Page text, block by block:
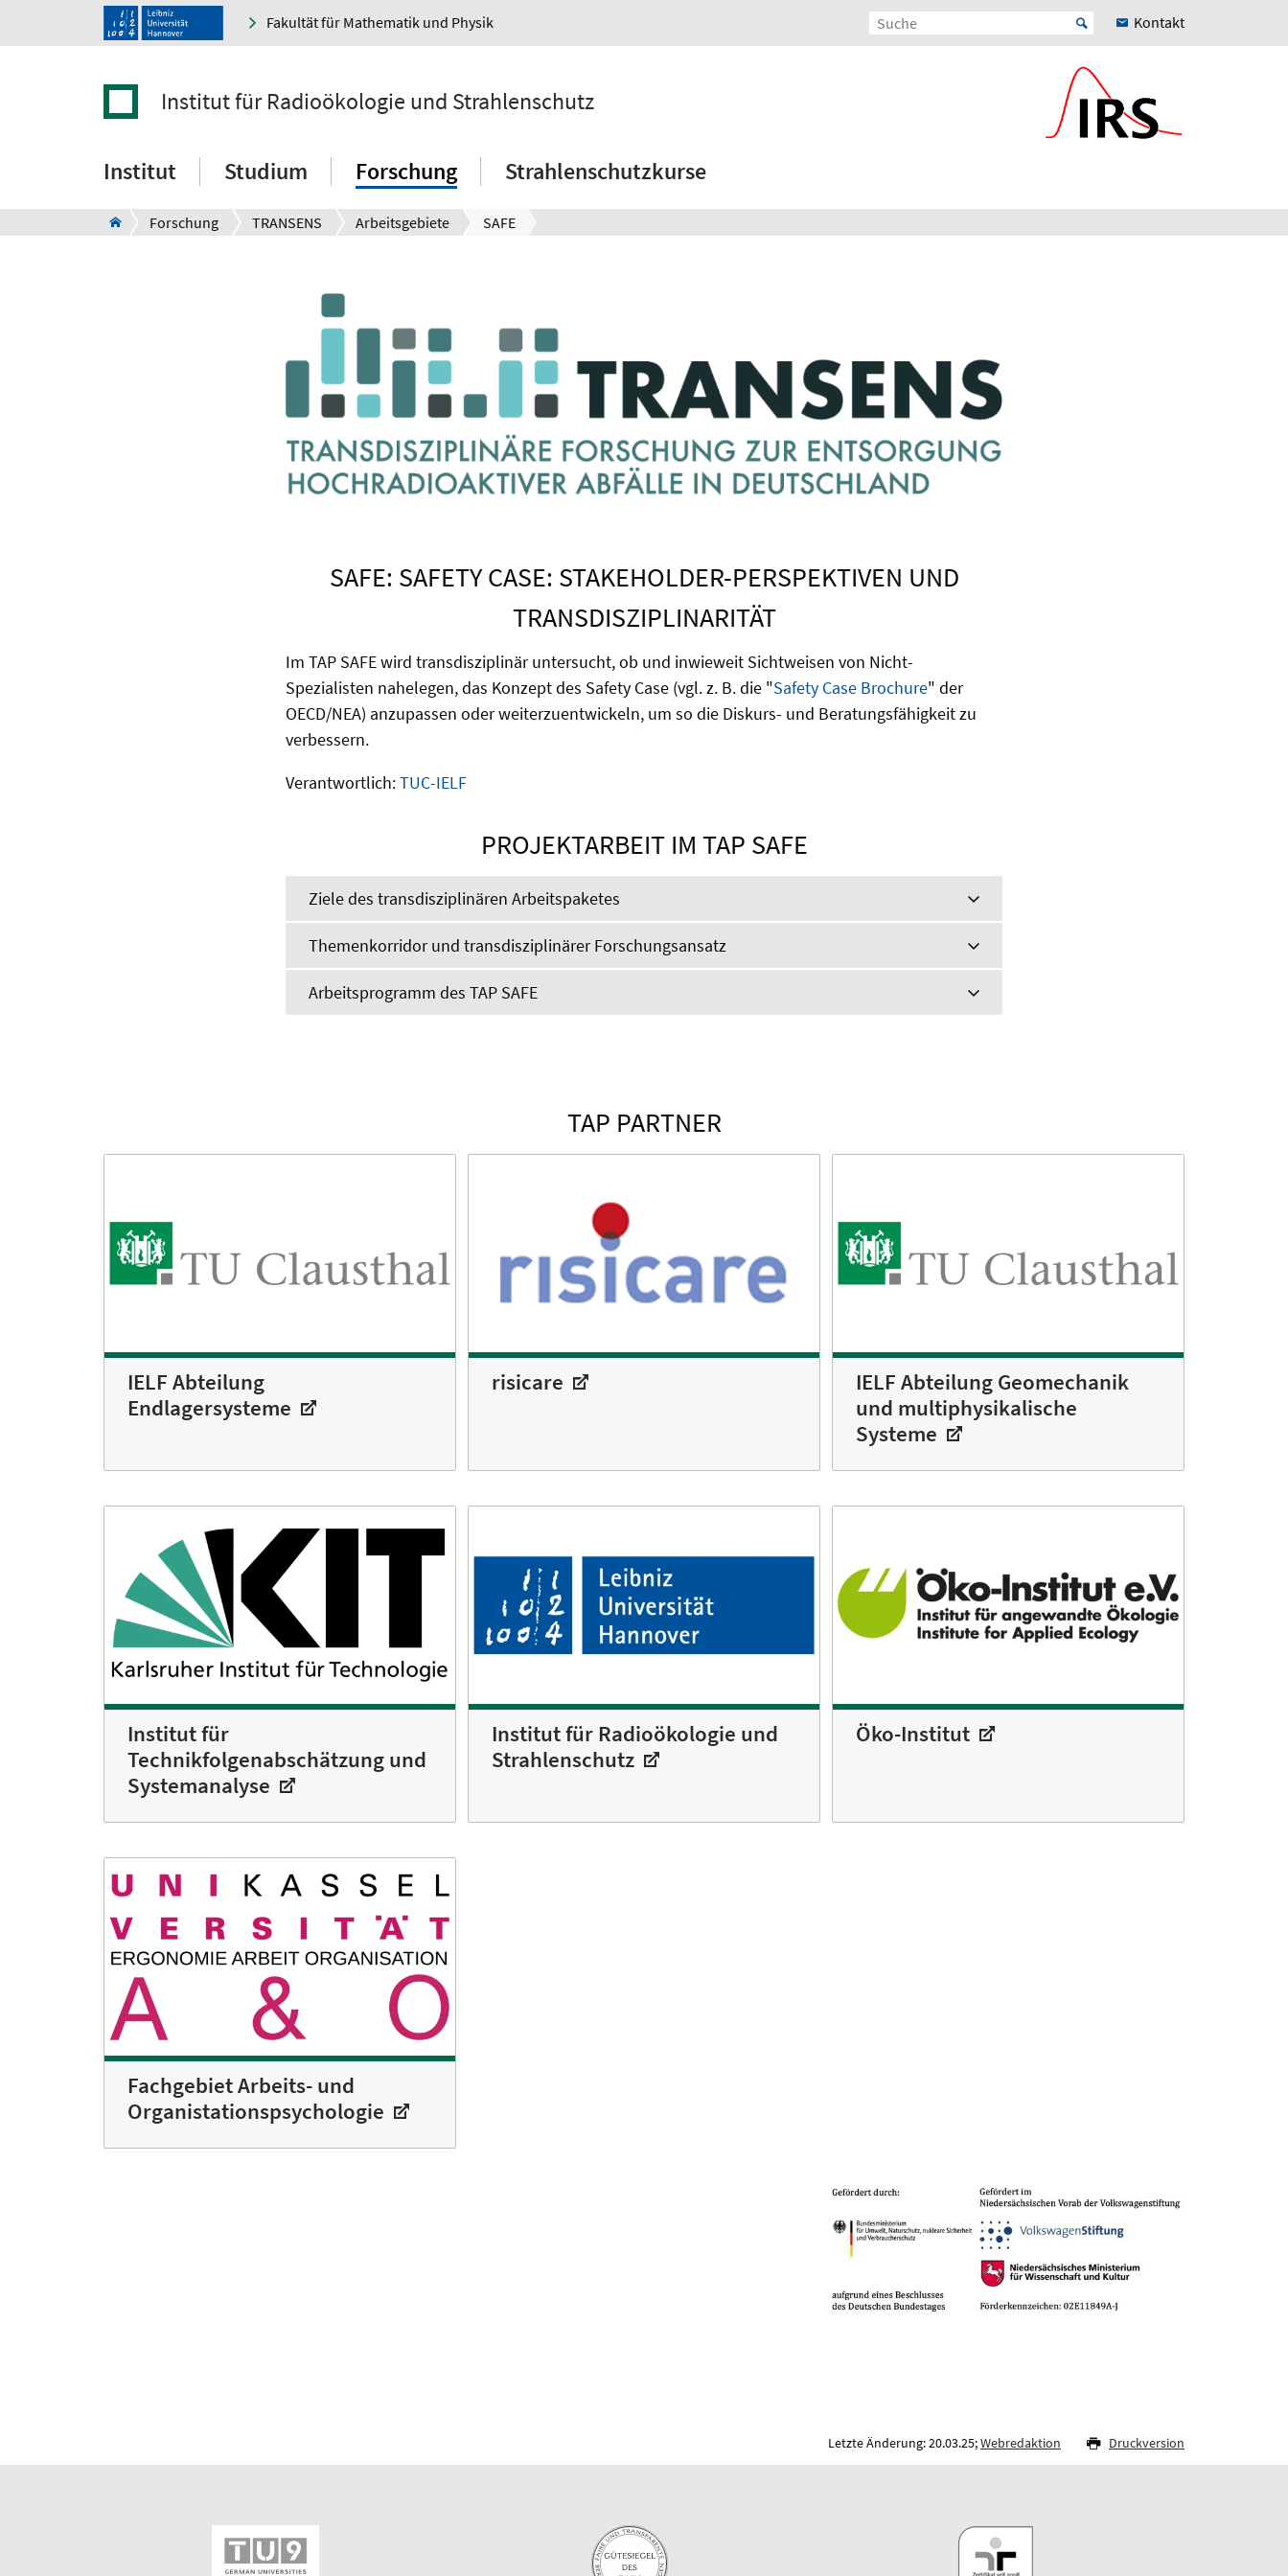
Fakultät für Mathematik und Physik Kontakt
Institut für Radioökologie und Strahlenschutz
Institut Studium Forschung Strahlenschutzkurse
Forschung TRANSENS Arbeitsgebiete SAFE
SAFE: SAFETY CASE: STAKEHOLDER-PERSPEKTIVEN UND
TRANSDISZIPLINARITÄT
Im TAP SAFE wird transdisziplinär untersucht, ob und inwieweit Sichtweisen von Nicht-
Spezialisten nahelegen, das Konzept des Safety Case (vgl. z. B. die "Safety Case Brochure" der
OECD/NEA) anzupassen oder weiterzuentwickeln, um so die Diskurs- und Beratungsfähigkeit zu
verbessern.
Verantwortlich:TUC-IELF
PROJEKTARBEIT IM TAP SAFE
Ziele des transdisziplinären Arbeitspaketes
Themenkorridor und transdisziplinärer Forschungsansatz
Arbeitsprogramm des TAP SAFE
TAP PARTNER
IELF Abteilung
Endlagersysteme
risicare
IELF Abteilung Geomechanik
und multiphysikalische
Systeme
Institut für
Technikfolgenabschätzung und
Systemanalyse
Institut für Radioökologie und
Strahlenschutz
Öko-Institut
Fachgebiet Arbeits- und
Organistationspsychologie
Letzte Änderung: 20.03.25;Webredaktion Druckversion